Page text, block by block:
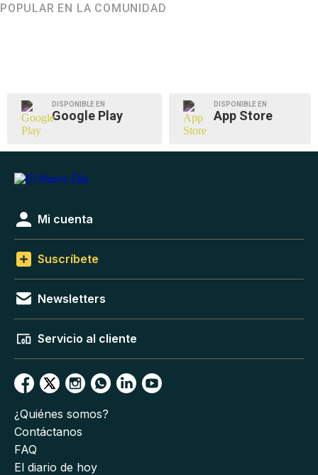
POPULAR EN LA COMUNIDAD
DISPONIBLE EN
Google Play
DISPONIBLE EN
App Store
Mi cuenta
Suscríbete
Newsletters
Servicio al cliente
¿Quiénes somos?
Contáctanos
FAQ
El diario de hoy